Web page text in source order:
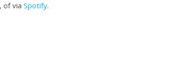
, of via Spotify.